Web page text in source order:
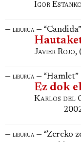
Igor
— liburua — “Candida”
Javier Rojo, (
— liburua — “Hamlet”
Ez dok
Karlos del
— liburua — “Zereko